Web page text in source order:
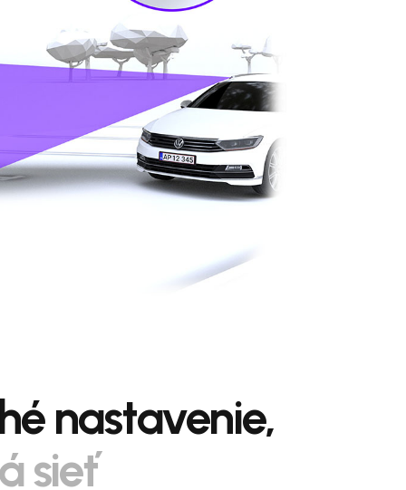
nastavenie,
sieť